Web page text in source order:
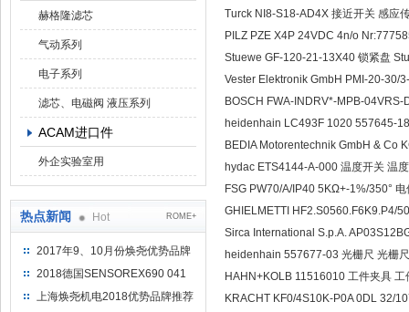
赫格隆滤芯
气动系列
电子系列
滤芯、电磁阀 液压系列
ACAM进口件
外企实验室用
热点新闻 Hot ROME+
2017年9、10月份焕尧优势品牌
推荐
2018德国SENSOREX690 041
415 D
上海焕尧机电2018优势品牌推荐
Turck NI8-S18-AD4X 接近开关 感应
PILZ PZE X4P 24VDC 4n/o
Stuewe GF-120-21-13X40 锁紧盘
Vester Elektronik GmbH PMI-20-30/
BOSCH FWA-INDRV*-MPB-
heidenhain LC493F 1020 557645-
BEDIA Motorentechnik GmbH & Co
hydac ETS4144-A-000 温度开关 温
FSG PW70/A/IP40 5KΩ+-1%/350°
GHIELMETTI HF2.S0560.F6K9.P4/
Sirca International S.p.A.
heidenhain 557677-03 光栅尺 光栅
HAHN+KOLB 11516010 工件夹具
KRACHT KF0/4S10K-P0A 0DL 32/